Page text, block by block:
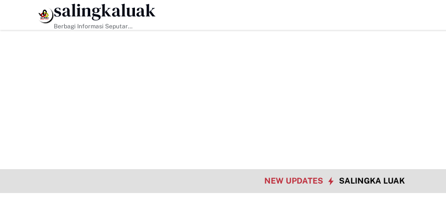
HEADLINE
Harau Kian Mendekati Tuntas Tigo Kayo FC Boyong Piala Walikota Payakumbuh Lewat Drama Adu Pinalti
salingkaluak
Berbagi Informasi Seputar
NEW UPDATES SALINGKA LUAK